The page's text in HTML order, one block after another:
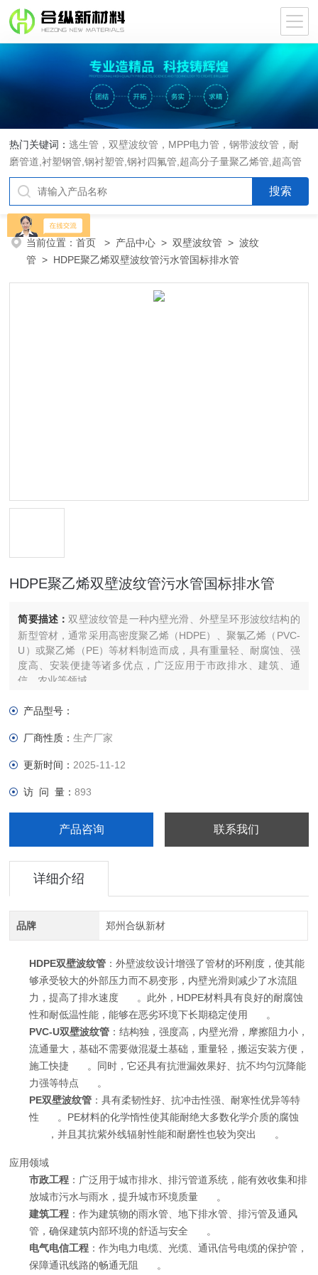
热门关键词：逃生管，双壁波纹管，MPP电力管，钢带波纹管，耐
磨管道,衬塑钢管,钢衬塑管,钢衬四氟管,超高分子量聚乙烯管,超高管
当前位置：首页 > 产品中心 >双壁波纹管 >波纹
管 > HDPE聚乙烯双壁波纹管污水管国标排水管
HDPE聚乙烯双壁波纹管污水管国标排水管
简要描述：双壁波纹管是一种内壁光滑、外壁呈环形波纹结构的
新型管材，通常采用高密度聚乙烯（HDPE）、聚氯乙烯（PVC-
U）或聚乙烯（PE）等材料制造而成，具有重量轻、耐腐蚀、强
度高、安装便捷等诸多优点，广泛应用于市政排水、建筑、通
信、农业等领域。
产品型号：
厂商性质：生产厂家
更新时间： 2025-11-12
访 问 量：893
产品咨询 联系我们
详细介绍
品牌 郑州合纵新材
HDPE双壁波纹管 ：外壁波纹设计增强了管材的环刚度，使其能
够承受较大的外部压力而不易变形，内壁光滑则减少了水流阻
力，提高了排水速度
。此外，HDPE材料具有良好的耐腐蚀
性和耐低温性能，能够在恶劣环境下长期稳定使用
。
PVC-U双壁波纹管 ：结构独，强度高，内壁光滑，摩擦阻力小，
流通量大，基础不需要做混凝土基础，重量轻，搬运安装方便，
施工快捷
。同时，它还具有抗泄漏效果好、抗不均匀沉降能
力强等特点
。
PE双壁波纹管 ：具有柔韧性好、抗冲击性强、耐寒性优异等特
性
。PE材料的化学惰性使其能耐绝大多数化学介质的腐蚀
，并且其抗紫外线辐射性能和耐磨性也较为突出
。
应用领域
市政工程 ：广泛用于城市排水、排污管道系统，能有效收集和排
放城市污水与雨水，提升城市环境质量
。
建筑工程 ：作为建筑物的雨水管、地下排水管、排污管及通风
管，确保建筑内部环境的舒适与安全
。
电气电信工程 ：作为电力电缆、光缆、通讯信号电缆的保护管，
保障通讯线路的畅通无阻
。